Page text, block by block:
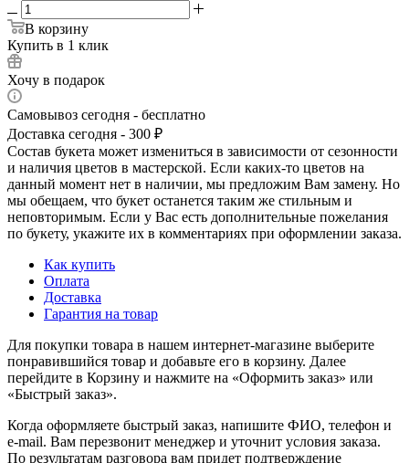
В корзину
Купить в 1 клик
Хочу в подарок
Самовывоз сегодня - бесплатно
Доставка сегодня - 300 ₽
Состав букета может измениться в зависимости от сезонности
и наличия цветов в мастерской. Если каких-то цветов на
данный момент нет в наличии, мы предложим Вам замену. Но
мы обещаем, что букет останется таким же стильным и
неповторимым. Если у Вас есть дополнительные пожелания
по букету, укажите их в комментариях при оформлении заказа.
Как купить
Оплата
Доставка
Гарантия на товар
Для покупки товара в нашем интернет-магазине выберите
понравившийся товар и добавьте его в корзину. Далее
перейдите в Корзину и нажмите на «Оформить заказ» или
«Быстрый заказ».
Когда оформляете быстрый заказ, напишите ФИО, телефон и
e-mail. Вам перезвонит менеджер и уточнит условия заказа.
По результатам разговора вам придет подтверждение